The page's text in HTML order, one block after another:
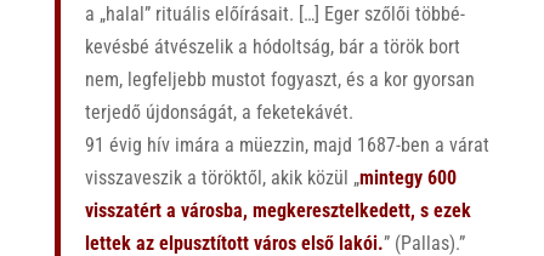
a „halal” rituális előírásait. […] Eger szőlői többé-
kevésbé átvészelik a hódoltság, bár a török bort
nem, legfeljebb mustot fogyaszt, és a kor gyorsan
terjedő újdonságát, a feketekávét.
91 évig hív imára a müezzin, majd 1687-ben a várat
visszaveszik a töröktől, akik közül „mintegy 600
visszatért a városba, megkeresztelkedett, s ezek
lettek az elpusztított város első lakói.” (Pallas).”